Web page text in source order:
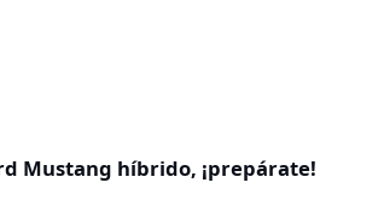
Mustang híbrido, ¡prepárate!